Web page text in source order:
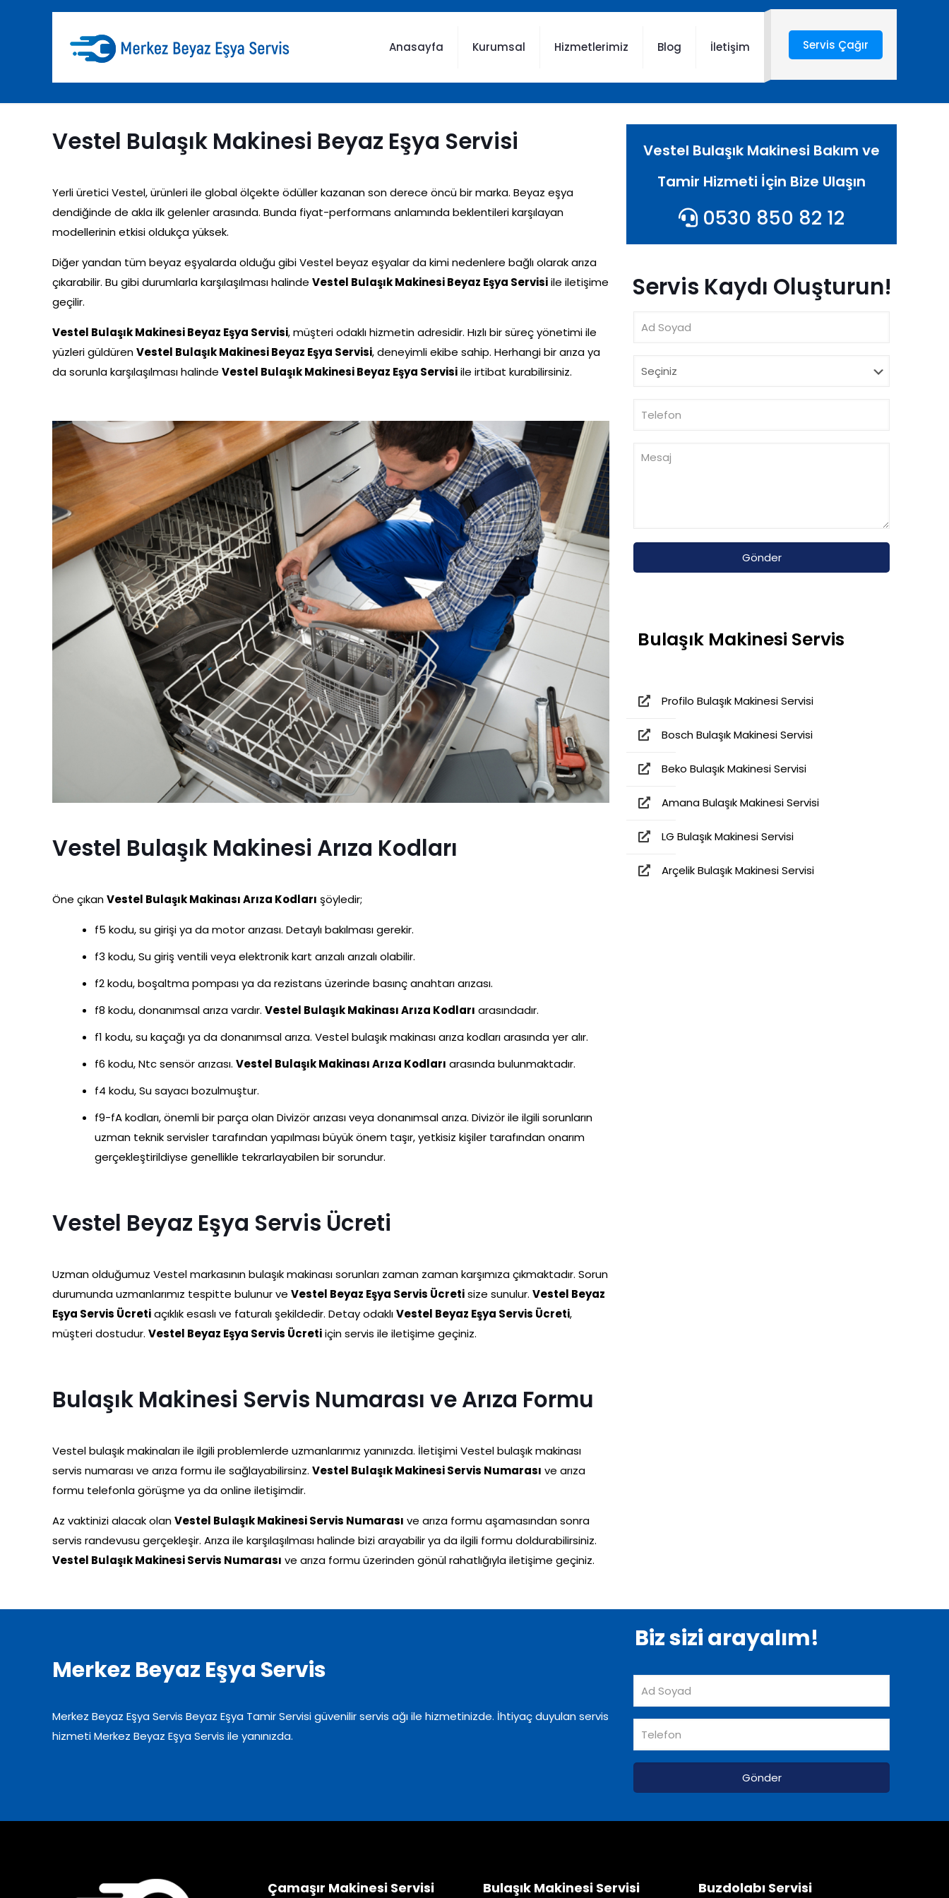
Anasayfa Kurumsal Hizmetlerimiz Blog İletişim Servis Çağır
Vestel Bulaşık Makinesi Beyaz Eşya Servisi
Yerli üretici Vestel, ürünleri ile global ölçekte ödüller kazanan son derece öncü bir marka. Beyaz eşya
dendiğinde de akla ilk gelenler arasında. Bunda fiyat-performans anlamında beklentileri karşılayan
modellerinin etkisi oldukça yüksek.
Diğer yandan tüm beyaz eşyalarda olduğu gibi Vestel beyaz eşyalar da kimi nedenlere bağlı olarak arıza
çıkarabilir. Bu gibi durumlarla karşılaşılması halinde Vestel Bulaşık Makinesi Beyaz Eşya Servisiile iletişime
geçilir.
Vestel Bulaşık Makinesi Beyaz Eşya Servisi, müşteri odaklı hizmetin adresidir. Hızlı bir süreç yönetimi ile
yüzleri güldürenVestel Bulaşık Makinesi Beyaz Eşya Servisi, deneyimli ekibe sahip. Herhangi bir arıza ya
da sorunla karşılaşılması halinde Vestel Bulaşık Makinesi Beyaz Eşya Servisiile irtibat kurabilirsiniz.
Vestel Bulaşık Makinesi Arıza Kodları
Öne çıkanVestel Bulaşık Makinası Arıza Kodları şöyledir;
f5 kodu, su girişi ya da motor arızası. Detaylı bakılması gerekir.
f3 kodu, Su giriş ventili veya elektronik kart arızalı arızalı olabilir.
f2 kodu, boşaltma pompası ya da rezistans üzerinde basınç anahtarı arızası.
f8 kodu, donanımsal arıza vardır. Vestel Bulaşık Makinası Arıza Kodları arasındadır.
f1 kodu, su kaçağı ya da donanımsal arıza. Vestel bulaşık makinası arıza kodları arasında yer alır.
f6 kodu, Ntc sensör arızası. Vestel Bulaşık Makinası Arıza Kodları arasında bulunmaktadır.
f4 kodu, Su sayacı bozulmuştur.
f9-fA kodları, önemli bir parça olan Divizör arızası veya donanımsal arıza. Divizör ile ilgili sorunların
uzman teknik servisler tarafından yapılması büyük önem taşır, yetkisiz kişiler tarafından onarım
gerçekleştirildiyse genellikle tekrarlayabilen bir sorundur.
Vestel Beyaz Eşya Servis Ücreti
Uzman olduğumuz Vestel markasının bulaşık makinası sorunları zaman zaman karşımıza çıkmaktadır. Sorun
durumunda uzmanlarımız tespitte bulunur ve Vestel Beyaz Eşya Servis Ücretisize sunulur. Vestel Beyaz
Eşya Servis Ücretiaçıklık esaslı ve faturalı şekildedir. Detay odaklıVestel Beyaz Eşya Servis Ücreti,
müşteri dostudur. Vestel Beyaz Eşya Servis Ücretiiçin servis ile iletişime geçiniz.
Bulaşık Makinesi Servis Numarası ve Arıza Formu
Vestel bulaşık makinaları ile ilgili problemlerde uzmanlarımız yanınızda. İletişimi Vestel bulaşık makinası
servis numarası ve arıza formu ile sağlayabilirsinz. Vestel Bulaşık Makinesi Servis Numarası ve arıza
formu telefonla görüşme ya da online iletişimdir.
Az vaktinizi alacak olanVestel Bulaşık Makinesi Servis Numarası ve arıza formu aşamasından sonra
servis randevusu gerçekleşir. Arıza ile karşılaşılması halinde bizi arayabilir ya da ilgili formu doldurabilirsiniz.
Vestel Bulaşık Makinesi Servis Numarası ve arıza formu üzerinden gönül rahatlığıyla iletişime geçiniz.
Vestel Bulaşık Makinesi Bakım ve
Tamir Hizmeti İçin Bize Ulaşın
0530 850 82 12
Servis Kaydı Oluşturun!
Bulaşık Makinesi Servis
Profilo Bulaşık Makinesi Servisi
Bosch Bulaşık Makinesi Servisi
Beko Bulaşık Makinesi Servisi
Amana Bulaşık Makinesi Servisi
LG Bulaşık Makinesi Servisi
Arçelik Bulaşık Makinesi Servisi
Merkez Beyaz Eşya Servis
Merkez Beyaz Eşya Servis Beyaz Eşya Tamir Servisi güvenilir servis ağı ile hizmetinizde. İhtiyaç duyulan servis
hizmeti Merkez Beyaz Eşya Servis ile yanınızda.
Biz sizi arayalım!
Çamaşır Makinesi Servisi Bulaşık Makinesi Servisi Buzdolabı Servisi